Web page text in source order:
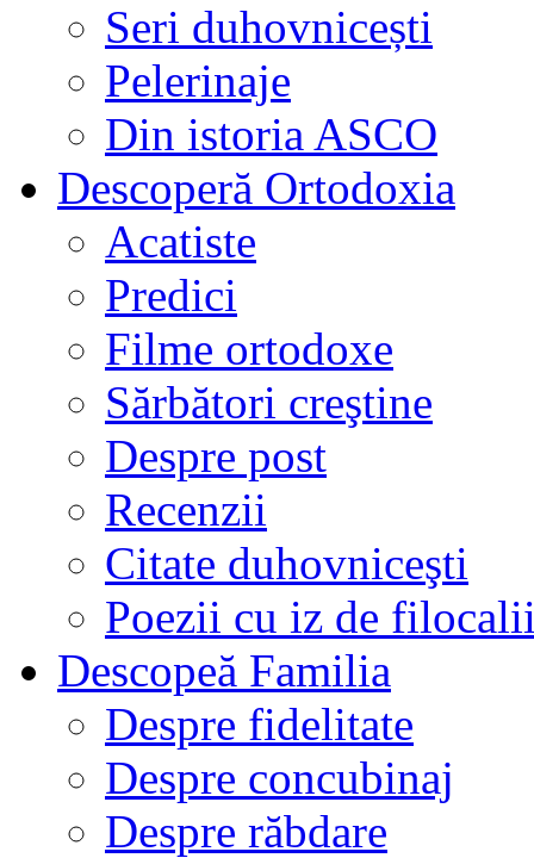
Seri duhovnicești
Pelerinaje
Din istoria ASCO
Descoperă Ortodoxia
Acatiste
Predici
Filme ortodoxe
Sărbători creştine
Despre post
Recenzii
Citate duhovniceşti
Poezii cu iz de
Descopeă Familia
Despre fidelitate
Despre concubinaj
Despre răbdare